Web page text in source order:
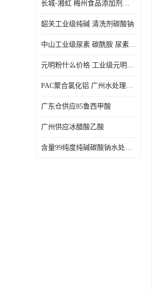
长城-湘虹 梅州食品添加剂焦亚硫酸钠 作防腐剂
韶关工业级纯碱 清洗剂碳酸钠
中山工业级尿素 碳酰胺 尿素是一种高浓度氮肥
元明粉什么价格 工业级元明粉 无水硫酸钠 硫酸钠 合成洗涤剂的填充料
PAC聚合氯化铝 广州水处理药剂聚合氯化铝PAC 工业污水废水城镇生活污水的净化处理
广东仓供应85鲁西甲酸
广州供应冰醋酸乙酸
含量99纯度纯碱碳酸钠水处理剂